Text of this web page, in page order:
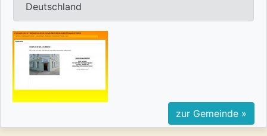
Deutschland
zur Gemeinde »